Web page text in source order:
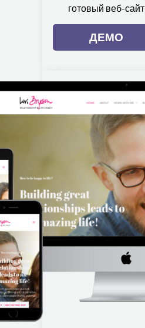
готовый веб-сайт
ДЕМО